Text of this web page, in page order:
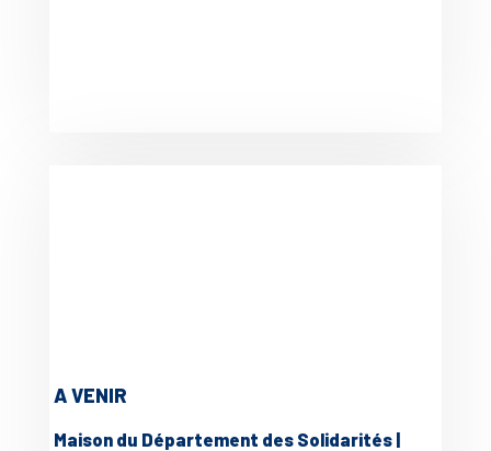
A VENIR
Maison du Département des Solidarités |